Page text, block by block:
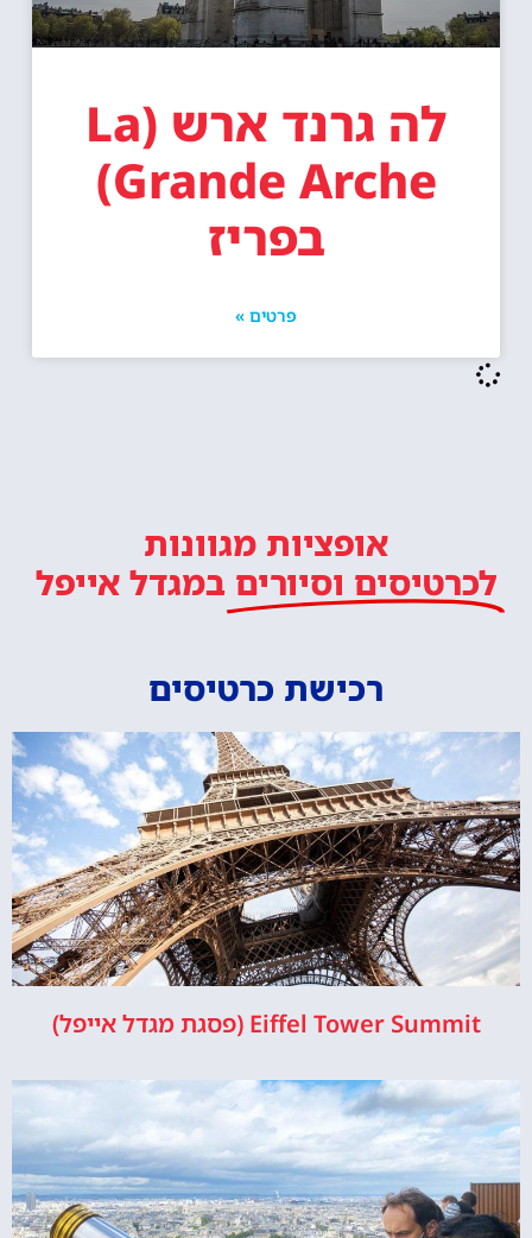
לה גרנד ארש (La
Grande Arche)
בפריז
פרטים »
אופציות מגוונות
לכרטיסים וסיורים במגדל אייפל
רכישת כרטיסים
Eiffel Tower Summit (פסגת מגדל אייפל)